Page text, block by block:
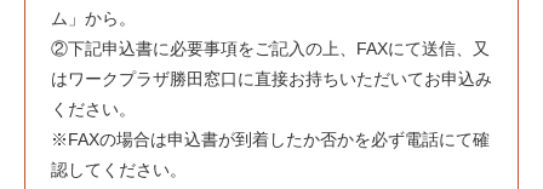
ム」から。
②下記申込書に必要事項をご記入の上、FAXにて送信、又
はワークプラザ勝田窓口に直接お持ちいただいてお申込み
ください。
※FAXの場合は申込書が到着したか否かを必ず電話にて確
認してください。